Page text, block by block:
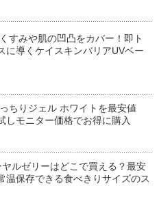
すみや肌の凹凸をカバー！即ト
に導くケイスキンバリアUVベー
ちりジェル ホワイトを最安値
しモニター価格でお得に購入
ルゼリーはどこで買える？最安
保存できる食べきりサイズのス